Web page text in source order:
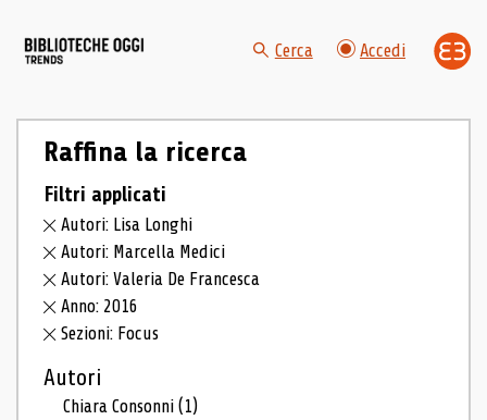
Cerca Accedi
Raffina la ricerca
Filtri applicati
Autori: Lisa Longhi
Autori: Marcella Medici
Autori: Valeria De Francesca
Anno: 2016
Sezioni: Focus
Autori
Chiara Consonni(1)